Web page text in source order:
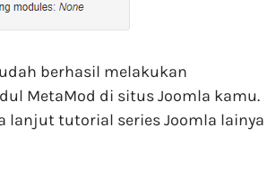
berhasil melakukan
MetaMod di situs Joomla kamu.
lanjut tutorial series Joomla lainya